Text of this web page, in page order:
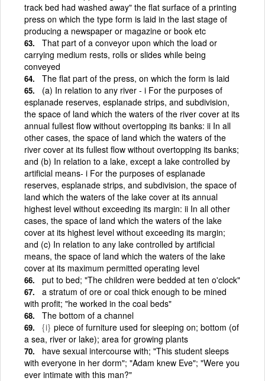
track bed had washed away" the flat surface of a printing
press on which the type form is laid in the last stage of
producing a newspaper or magazine or book etc
That part of a conveyor upon which the load or
carrying medium rests, rolls or slides while being
conveyed
The flat part of the press, on which the form is laid
(a) In relation to any river - i For the purposes of
esplanade reserves, esplanade strips, and subdivision,
the space of land which the waters of the river cover at its
annual fullest flow without overtopping its banks: ii In all
other cases, the space of land which the waters of the
river cover at its fullest flow without overtopping its banks;
and (b) In relation to a lake, except a lake controlled by
artificial means- i For the purposes of esplanade
reserves, esplanade strips, and subdivision, the space of
land which the waters of the lake cover at its annual
highest level without exceeding its margin: ii In all other
cases, the space of land which the waters of the lake
cover at its highest level without exceeding its margin;
and (c) In relation to any lake controlled by artificial
means, the space of land which the waters of the lake
cover at its maximum permitted operating level
put to bed; "The children were bedded at ten o'clock"
a stratum of ore or coal thick enough to be mined
with profit; "he worked in the coal beds"
The bottom of a channel
{i} piece of furniture used for sleeping on; bottom (of
a sea, river or lake); area for growing plants
have sexual intercourse with; "This student sleeps
with everyone in her dorm"; "Adam knew Eve"; "Were you
ever intimate with this man?"